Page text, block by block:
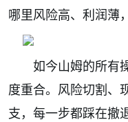
哪里风险高、利润薄
如今山姆的所有
度重合。风险切割、
支，每一步都踩在撤